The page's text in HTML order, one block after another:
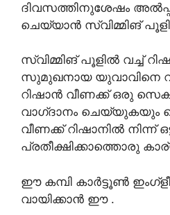
ദിവസത്തിനുശേഷം
ചെയ്യാൻ സ്വിമ്മിങ്
സ്വിമ്മിങ് പൂളിൽ വച്ച്
സുമുഖനായ യുവാവിനെ
റിഷാൻ വീണക്ക് ഒരു
വാഗ്‌ദാനം ചെയ്യുകയും
വീണക്ക് റിഷാനിൽ നിന്ന്
പ്രതീക്ഷിക്കാത്തൊരു
ഈ കമ്പി കാർട്ടൂൺ
വായിക്കാൻ ഈ .